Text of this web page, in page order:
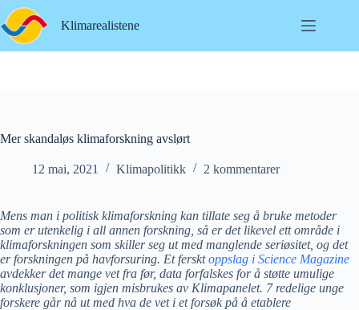
Hopp
til
innholdet
Klimarealistene
Mer skandaløs klimaforskning avslørt
12 mai, 2021 Klimapolitikk 2 kommentarer
Mens man i politisk klimaforskning kan tillate seg å bruke metoder
som er utenkelig i all annen forskning, så er det likevel ett område i
klimaforskningen som skiller seg ut med manglende seriøsitet, og det
er forskningen på havforsuring. Et fersktoppslag i Science Magazine
avdekker det mange vet fra før, data forfalskes for å støtte umulige
konklusjoner, som igjen misbrukes av Klimapanelet. 7 redelige unge
forskere går nå ut med hva de vet i et forsøk på å etablere